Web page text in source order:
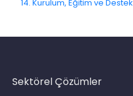
E-Posta Kanalı
14. Kurulum, Eğitim ve Destek
Sektörel Çözümler